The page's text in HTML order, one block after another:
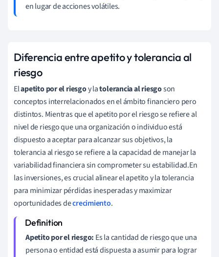
en lugar de acciones volátiles.
Diferencia entre apetito y tolerancia al
riesgo
Elapetito por el riesgoy latolerancia al riesgoson
conceptos interrelacionados en el ámbito financiero pero
distintos. Mientras que el apetito por el riesgo se refiere al
nivel de riesgo que una organización o individuo está
dispuesto a aceptar para alcanzar sus objetivos, la
tolerancia al riesgo se refiere a la capacidad de manejar la
variabilidad financiera sin comprometer su estabilidad.En
las inversiones, es crucial alinear el apetito y la tolerancia
para minimizar pérdidas inesperadas y maximizar
oportunidades decrecimiento.
Apetito por el riesgo: Es la cantidad de riesgo que una
persona o entidad está dispuesta a asumir para lograr